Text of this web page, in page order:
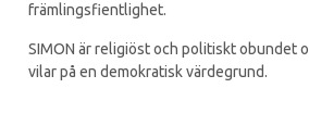
främlingsfientlighet.
SIMON är religiöst och politiskt obundet
vilar på en demokratisk värdegrund.